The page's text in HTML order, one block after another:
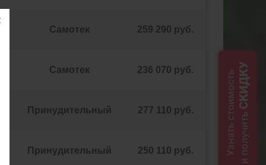
Самотек 259 290 руб.
Самотек 236 070 руб.
Принудительный 277 110 руб.
Принудительный 250 110 руб. Узнать стоимостьи получить
СКИДКУ